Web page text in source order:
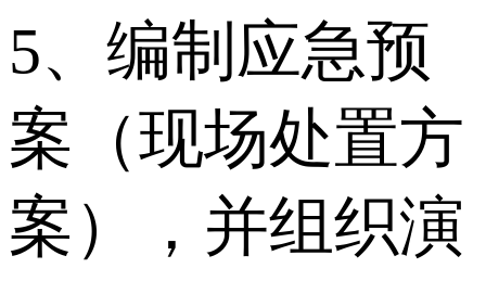
5、编制应急预
案（现场处置方
案），并组织演